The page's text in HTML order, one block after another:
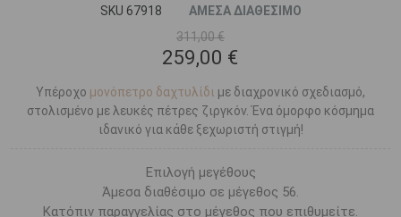
SKU 67918
ΑΜΕΣΑ ΔΙΑΘΕΣΙΜΟ
311,00 €
259,00 €
Υπέροχο μονόπετρο δαχτυλίδι με διαχρονικό σχεδιασμό,
στολισμένο με λευκές πέτρες ζιργκόν. Ένα όμορφο κόσμημα
ιδανικό για κάθε ξεχωριστή στιγμή!
Επιλογή μεγέθους
Άμεσα διαθέσιμο σε μέγεθος 56.
Κατόπιν παραγγελίας στο μέγεθος που επιθυμείτε.